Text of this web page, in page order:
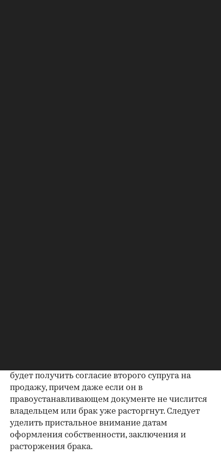
будет получить согласие второго супруга на
продажу, причем даже если он в
правоустанавливающем документе не числится
владельцем или брак уже расторгнут. Следует
уделить пристальное внимание датам
оформления собственности, заключения и
расторжения брака.